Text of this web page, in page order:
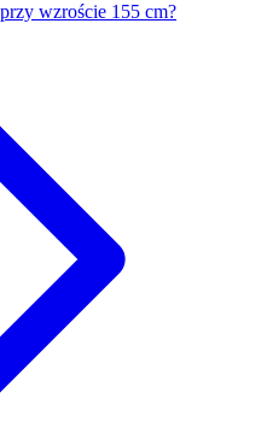
wzroście 155 cm?